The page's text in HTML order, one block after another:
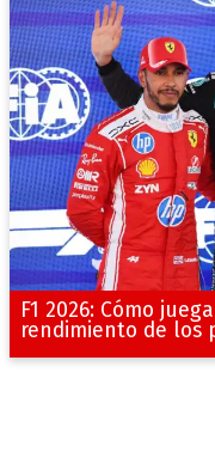
F1 2026: Cómo
rendimiento de los